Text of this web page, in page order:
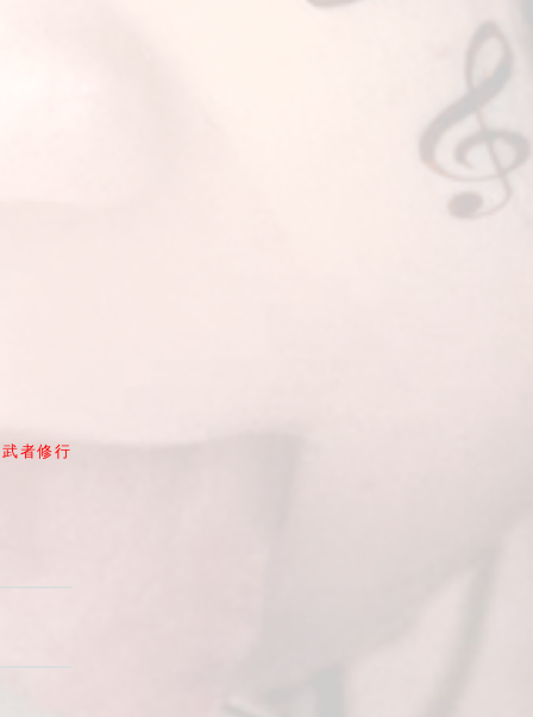
者修行